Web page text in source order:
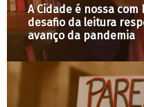
A Cidade é nossa com
desafio da leitura
avanço da pandemia